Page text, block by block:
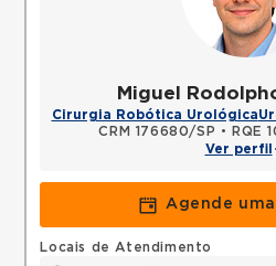
Miguel
Cirurgia Robótica Urológica
CRM 176680/SP •
RQE
Ver perfil
Agende
Locais de Atendimento